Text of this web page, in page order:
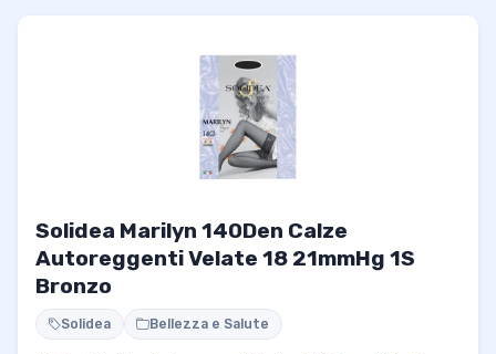
Solidea Marilyn 140Den Calze
Autoreggenti Velate 18 21mmHg 1S
Bronzo
Solidea Bellezza e Salute